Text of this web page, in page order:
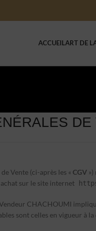
ACCUEILART DE
Vente (ci-après les « CGV
sur le site internet
CHACHOUMI
sont celles en vigueur à la